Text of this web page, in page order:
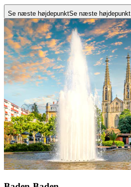
Se næste højdepunktSe næste højdepunkt